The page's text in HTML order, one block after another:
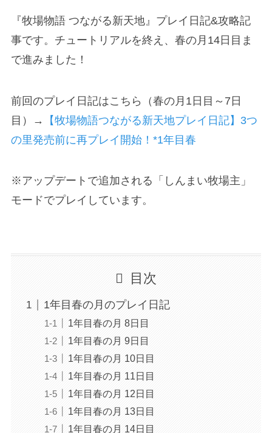
『牧場物語 つながる新天地』プレイ日記&攻略記
事です。チュートリアルを終え、春の月14日目ま
で進みました！
前回のプレイ日記はこちら（春の月1日目～7日
目）→
【牧場物語つながる新天地プレイ日記】3つ
の里発売前に再プレイ開始！*1年目春
※アップデートで追加される「しんまい牧場主」
モードでプレイしています。
目次
1年目春の月のプレイ日記
1年目春の月 8日目
1年目春の月 9日目
1年目春の月 10日目
1年目春の月 11日目
1年目春の月 12日目
1年目春の月 13日目
1年目春の月 14日目